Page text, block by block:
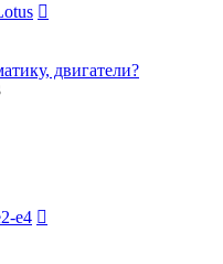
двигатели?
e4